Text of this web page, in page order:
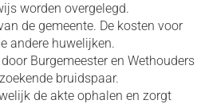
worden overgelegd.
de gemeente. De kosten voor
andere huwelijken.
Burgemeester en Wethouders
bruidspaar.
de akte ophalen en zorgt